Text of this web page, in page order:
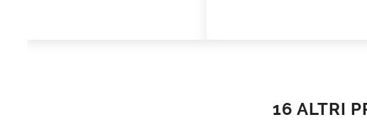
16 ALTRI